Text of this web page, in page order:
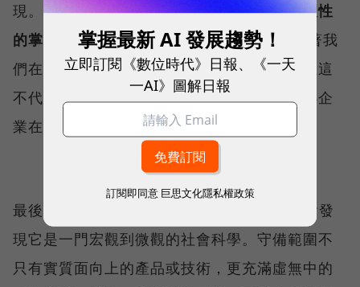
現。 這一塊的缺角之一，很可能就是對市場人性
的掌握度不夠。這一塊的虛，實實在在影響著我
們在國際品牌的發展，尤其是零售這一端。但這
不代表台灣沒有人理解品牌，因為有許多中小企
業在這部份的操作，特別好。
最後，當願意了解行銷（Marketing），你會發
現它是一門宏觀到微觀的社會科學。守備範圍不
只有實質面向上的產品或技術，更充滿虛無中的
掌握最新 AI 發展趨勢！
立即訂閱《數位時代》日報、《一天
一AI》圖解日報
訂閱即同意 巨思文化隱私權政策